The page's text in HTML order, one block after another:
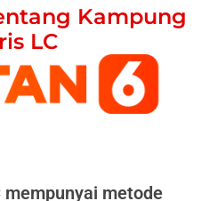
Kampung
LC
mempunyai metode